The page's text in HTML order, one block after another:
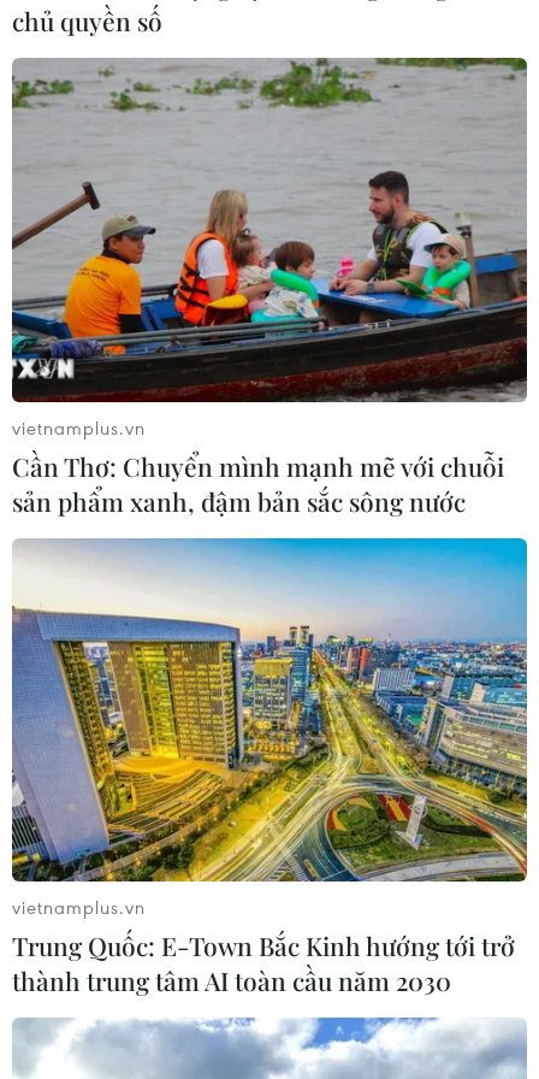
và tổ chức khu vực, quốc tế cung cấp tài chính cho cuộc
chủ quyền số
vietnamplus.vn
Cần Thơ: Chuyển mình mạnh mẽ với chuỗi
sản phẩm xanh, đậm bản sắc sông nước
vietnamplus.vn
Trung Quốc: E-Town Bắc Kinh hướng tới trở
thành trung tâm AI toàn cầu năm 2030